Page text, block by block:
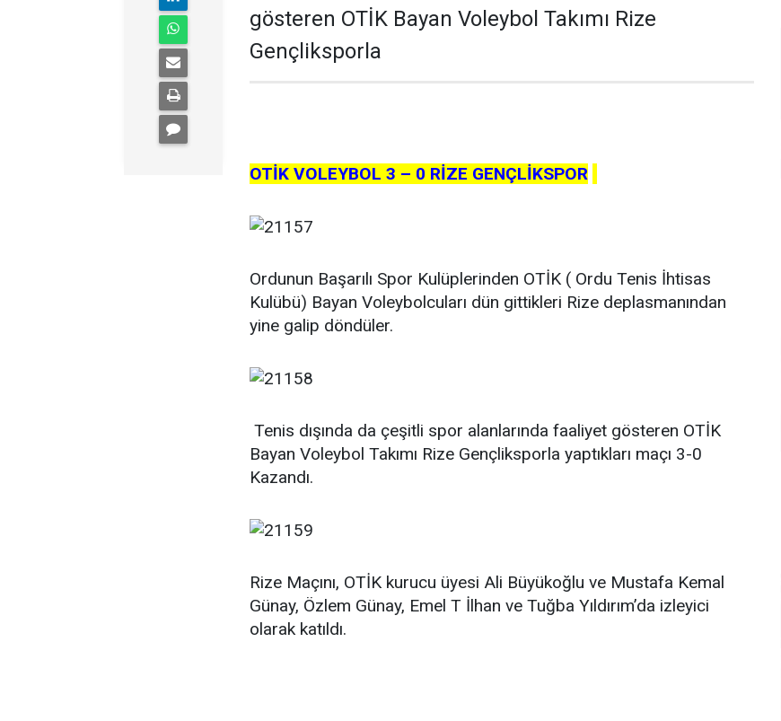
gösteren OTİK Bayan Voleybol Takımı Rize
Gençliksporla
OTİK VOLEYBOL 3 – 0 RİZE GENÇLİKSPOR
Ordunun Başarılı Spor Kulüplerinden OTİK ( Ordu Tenis İhtisas
Kulübü) Bayan Voleybolcuları dün gittikleri Rize deplasmanından
yine galip döndüler.
Tenis dışında da çeşitli spor alanlarında faaliyet gösteren OTİK
Bayan Voleybol Takımı Rize Gençliksporla yaptıkları maçı 3-0
Kazandı.
Rize Maçını, OTİK kurucu üyesi Ali Büyükoğlu ve Mustafa Kemal
Günay, Özlem Günay, Emel T İlhan ve Tuğba Yıldırım’da izleyici
olarak katıldı.